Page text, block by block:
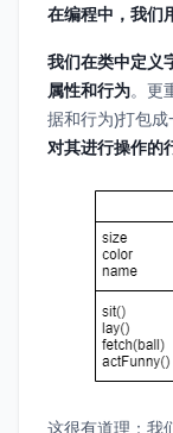
在编程中，我们
我们在类中定义
属性和行为。更
据和行为)打包成
对其进行操作的
这很有道理：我